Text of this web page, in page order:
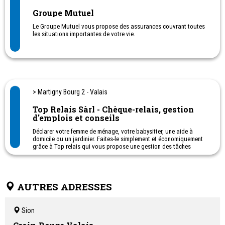
Groupe Mutuel
Le Groupe Mutuel vous propose des assurances couvrant toutes
les situations importantes de votre vie.
> Martigny Bourg 2 - Valais
Top Relais Sàrl - Chèque-relais, gestion
d'emplois et conseils
Déclarer votre femme de ménage, votre babysitter, une aide à
domicile ou un jardinier. Faites-le simplement et économiquement
grâce à Top relais qui vous propose une gestion des tâches
administratives (salaires et assurances sociales), d’une manière
11h30
Notre bureau est ouvert : tous les jours de 8h30 à 11h30 et de 14h
AUTRES ADRESSES
Sion